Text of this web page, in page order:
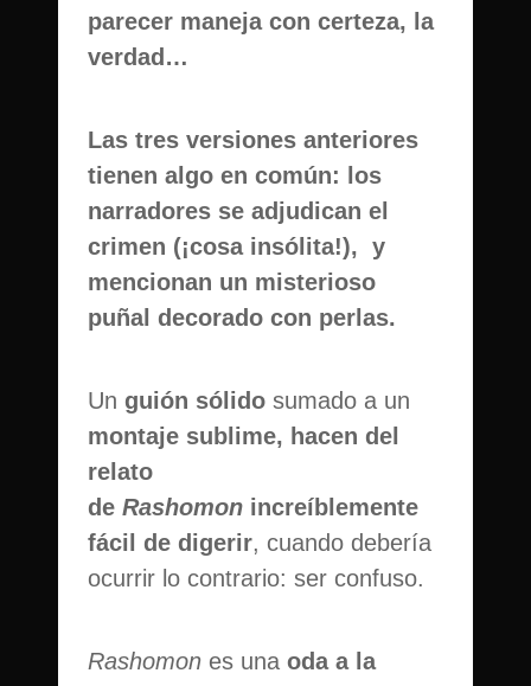
parecer maneja con certeza, la
verdad…
Las tres versiones anteriores
tienen algo en común: los
narradores se adjudican el
crimen (¡cosa insólita!), y
mencionan un misterioso
puñal decorado con perlas.
Un guión sólido sumado a un
montaje sublime, hacen del
relato
de Rashomon increíblemente
fácil de digerir, cuando debería
ocurrir lo contrario: ser confuso.
Rashomon es una oda a la